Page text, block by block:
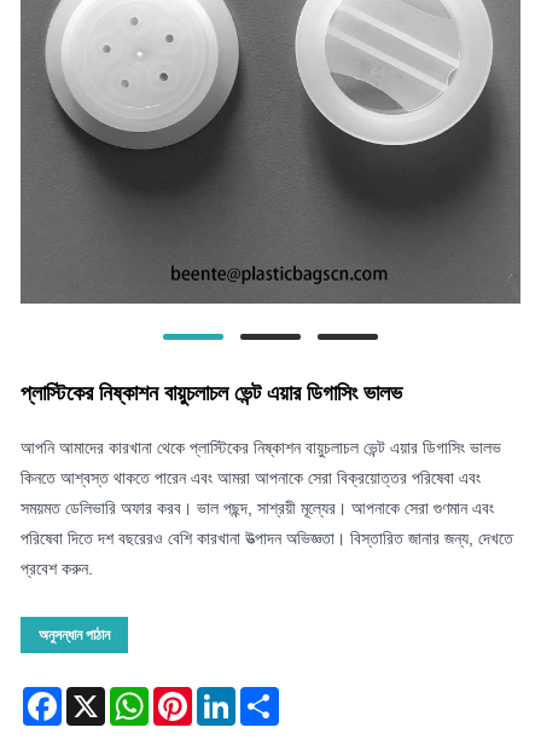
প্লাস্টিকের নিষ্কাশন বায়ুচলাচল ভেন্ট এয়ার ডিগাসিং ভালভ
আপনি আমাদের কারখানা থেকে প্লাস্টিকের নিষ্কাশন বায়ুচলাচল ভেন্ট এয়ার ডিগাসিং ভালভ
কিনতে আশ্বস্ত থাকতে পারেন এবং আমরা আপনাকে সেরা বিক্রয়োত্তর পরিষেবা এবং
সময়মত ডেলিভারি অফার করব। ভাল পছন্দ, সাশ্রয়ী মূল্যের। আপনাকে সেরা গুণমান এবং
পরিষেবা দিতে দশ বছরেরও বেশি কারখানা উত্পাদন অভিজ্ঞতা। বিস্তারিত জানার জন্য, দেখতে
প্রবেশ করুন.
অনুসন্ধান পাঠান
Facebook
X WhatsAppPinterestLinkedIn